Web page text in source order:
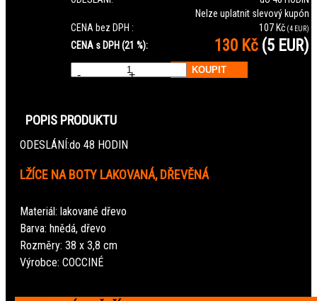
Nelze uplatnit slevový kupón
CENA bez DPH :
107 Kč (4 EUR)
CENA s DPH (21 %): 130 Kč (5 EUR)
- +
POPIS PRODUKTU
ODESLÁNÍ:do 48 HODIN
LŽÍCE NA BOTY LAKOVANÁ, DŘEVĚNÁ
Materiál: lakované dřevo
Barva: hnědá, dřevo
Rozměry: 38 x 3,8 cm
Výrobce: COCCINÉ